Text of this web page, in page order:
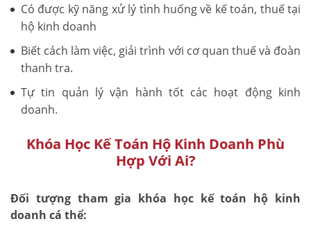
Có được kỹ năng xử lý tình huống về kế toán, thuế tại
hộ kinh doanh
Biết cách làm việc, giải trình với cơ quan thuế và đoàn
thanh tra.
Tự tin quản lý vận hành tốt các hoạt động kinh
doanh.
Khóa Học Kế Toán Hộ Kinh Doanh Phù
Hợp Với Ai?
Đối tượng tham gia khóa học kế toán hộ kinh
doanh cá thể: